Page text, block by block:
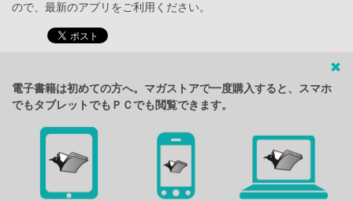
ので、最新のアプリをご利用ください。
電子書籍は初めての方へ。マガストアで一度購入すると、スマホ
でもタブレットでもＰＣでも閲覧できます。